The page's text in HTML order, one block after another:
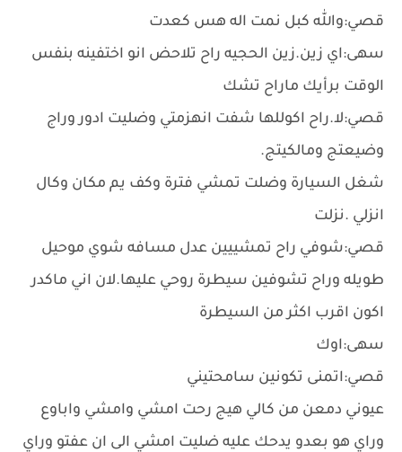
قصي:والله كبل نمت اله هس كعدت
سهى:اي زين.زين الحجيه راح تلاحض انو اختفينه بنفس
الوقت برأيك ماراح تشك
قصي:لا.راح اكوللها شفت انهزمتي وضليت ادور وراج
وضيعتج ومالكيتج.
شغل السيارة وضلت تمشي فترة وكف يم مكان وكال
انزلي .نزلت
قصي:شوفي راح تمشييين عدل مسافه شوي موحيل
طويله وراح تشوفين سيطرة روحي عليها.لان اني ماكدر
اكون اقرب اكثر من السيطرة
سهى:اوك
قصي:اتمنى تكونين سامحتيني
عيوني دمعن من كالي هيج رحت امشي وامشي واباوع
وراي هو بعدو يدحك عليه ضليت امشي الى ان عفتو وراي